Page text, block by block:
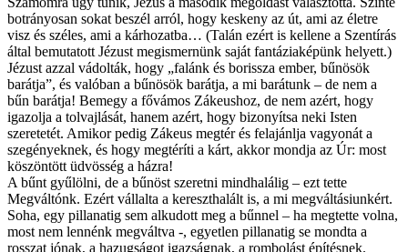
botrányosan sokat beszél arról, hogy keskeny az út, ami az életre
visz és széles, ami a kárhozatba… (Talán ezért is kellene a Szentírás
által bemutatott Jézust megismernünk saját fantáziaképünk helyett.)
Jézust azzal vádolták, hogy „falánk és borissza ember, bűnösök
barátja”, és valóban a bűnösök barátja, a mi barátunk – de nem a
bűn barátja! Bemegy a fővámos Zákeushoz, de nem azért, hogy
igazolja a tolvajlását, hanem azért, hogy bizonyítsa neki Isten
szeretetét. Amikor pedig Zákeus megtér és felajánlja vagyonát a
szegényeknek, és hogy megtéríti a kárt, akkor mondja az Úr: most
köszöntött üdvösség a házra!
A bűnt gyűlölni, de a bűnöst szeretni mindhalálig – ezt tette
Megváltónk. Ezért vállalta a kereszthalált is, a mi megváltásiunkért.
Soha, egy pillanatig sem alkudott meg a bűnnel – ha megtette volna,
most nem lennénk megváltva -, egyetlen pillanatig se mondta a
rosszat jónak, a hazugságot igazságnak, a rombolást építésnek.